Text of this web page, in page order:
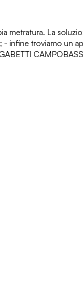
metratura. La
troviamo un